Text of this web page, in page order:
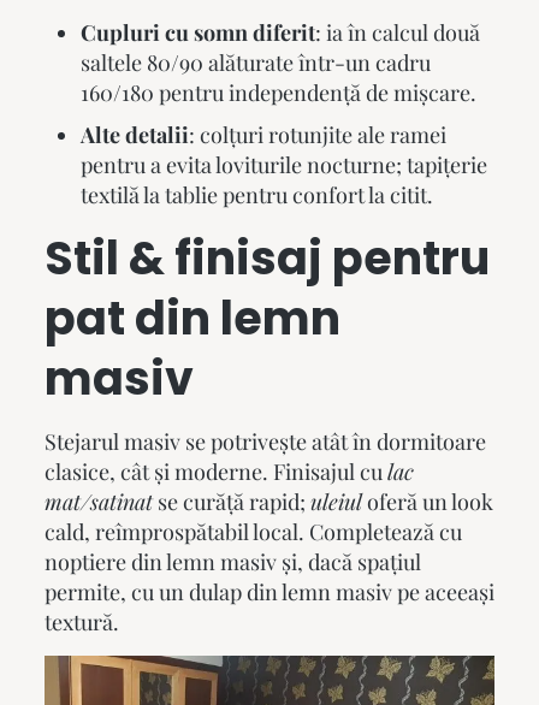
Cupluri cu somn diferit: ia în calcul două
saltele 80/90 alăturate într-un cadru
160/180 pentru independență de mișcare.
Alte detalii: colțuri rotunjite ale ramei
pentru a evita loviturile nocturne; tapițerie
textilă la tablie pentru confort la citit.
Stil & finisaj pentru
pat din lemn
masiv
Stejarul masiv se potrivește atât în dormitoare
clasice, cât și moderne. Finisajul culac
mat/satinatse curăță rapid; uleiuloferă un look
cald, reîmprospătabil local. Completează cu
noptiere din lemn masivși, dacă spațiul
permite, cu undulap din lemn masivpe aceeași
textură.